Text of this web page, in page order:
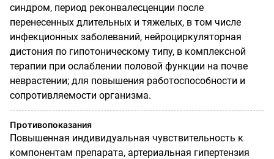
синдром, период реконвалесценции после
перенесенных длительных и тяжелых, в том числе
инфекционных заболеваний, нейроциркуляторная
дистония по гипотоническому типу, в комплексной
терапии при ослаблении половой функции на почве
неврастении; для повышения работоспособности и
сопротивляемости организма.
Противопоказания
Повышенная индивидуальная чувствительность к
компонентам препарата, артериальная гипертензия